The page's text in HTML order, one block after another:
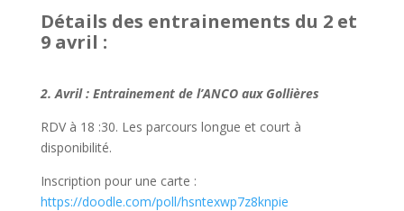
Détails des entrainements du 2 et
9 avril :
2. Avril : Entrainement de l’ANCO aux Gollières
RDV à 18 :30. Les parcours longue et court à
disponibilité.
Inscription pour une carte :
https://doodle.com/poll/hsntexwp7z8knpie